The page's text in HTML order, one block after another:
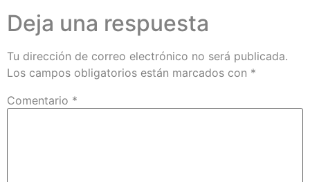
Deja una respuesta
Tu dirección de correo electrónico no será publicada.
Los campos obligatorios están marcados con *
Comentario *